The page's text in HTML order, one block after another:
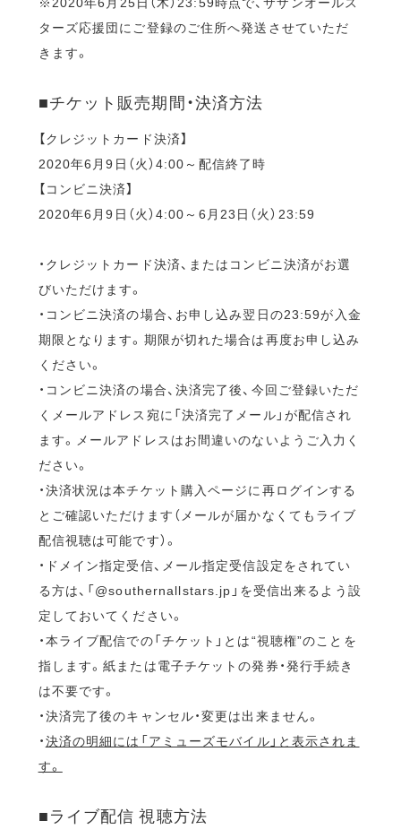
ターズ応援団にご登録のご住所へ発送させていただ
きます。
■チケット販売期間・決済方法
【クレジットカード決済】
2020年6月9日（火）4:00～配信終了時
【コンビニ決済】
2020年6月9日（火）4:00～6月23日（火）23:59
・クレジットカード決済、またはコンビニ決済がお選
びいただけます。
・コンビニ決済の場合、お申し込み翌日の23:59が入金
期限となります。期限が切れた場合は再度お申し込み
ください。
・コンビニ決済の場合、決済完了後、今回ご登録いただ
くメールアドレス宛に「決済完了メール」が配信され
ます。メールアドレスはお間違いのないようご入力く
ださい。
・決済状況は本チケット購入ページに再ログインする
とご確認いただけます（メールが届かなくてもライブ
配信視聴は可能です）。
・ドメイン指定受信、メール指定受信設定をされてい
る方は、「@southernallstars.jp」を受信出来るよう設
定しておいてください。
・本ライブ配信での「チケット」とは“視聴権”のことを
指します。紙または電子チケットの発券・発行手続き
は不要です。
・決済完了後のキャンセル・変更は出来ません。
・決済の明細には「アミューズモバイル」と表示されま
す。
■ライブ配信 視聴方法